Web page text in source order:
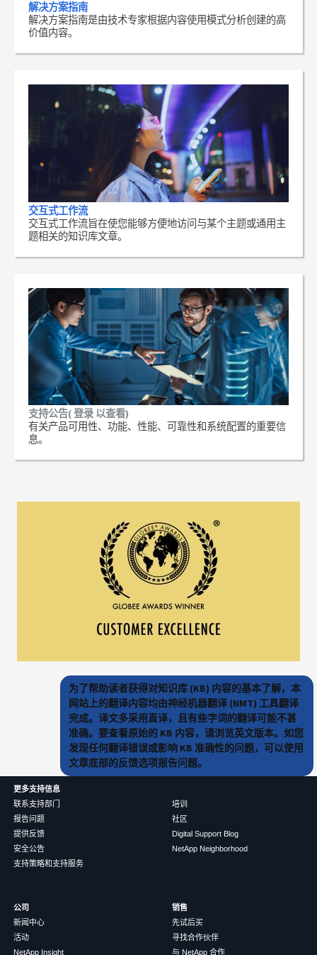
解决方案指南
解决方案指南是由技术专家根据内容使用模式分析创建的高
价值内容。
交互式工作流
交互式工作流旨在使您能够方便地访问与某个主题或通用主
题相关的知识库文章。
支持公告( 登录 以查看)
有关产品可用性、功能、性能、可靠性和系统配置的重要信
息。
为了帮助读者获得对知识库 (KB) 内容的基本了解，本
网站上的翻译内容均由神经机器翻译 (NMT) 工具翻译
完成。译文多采用直译，且有些字词的翻译可能不甚
准确。要查看原始的 KB 内容，请浏览英文版本。如您
发现任何翻译错误或影响 KB 准确性的问题，可以使用
文章底部的反馈选项报告问题。
更多支持信息
联系支持部门
报告问题
提供反馈
安全公告
支持策略和支持服务
培训
社区
Digital Support Blog
NetApp Neighborhood
公司
新闻中心
活动
NetApp Insight
销售
先试后买
寻找合作伙伴
与 NetApp 合作